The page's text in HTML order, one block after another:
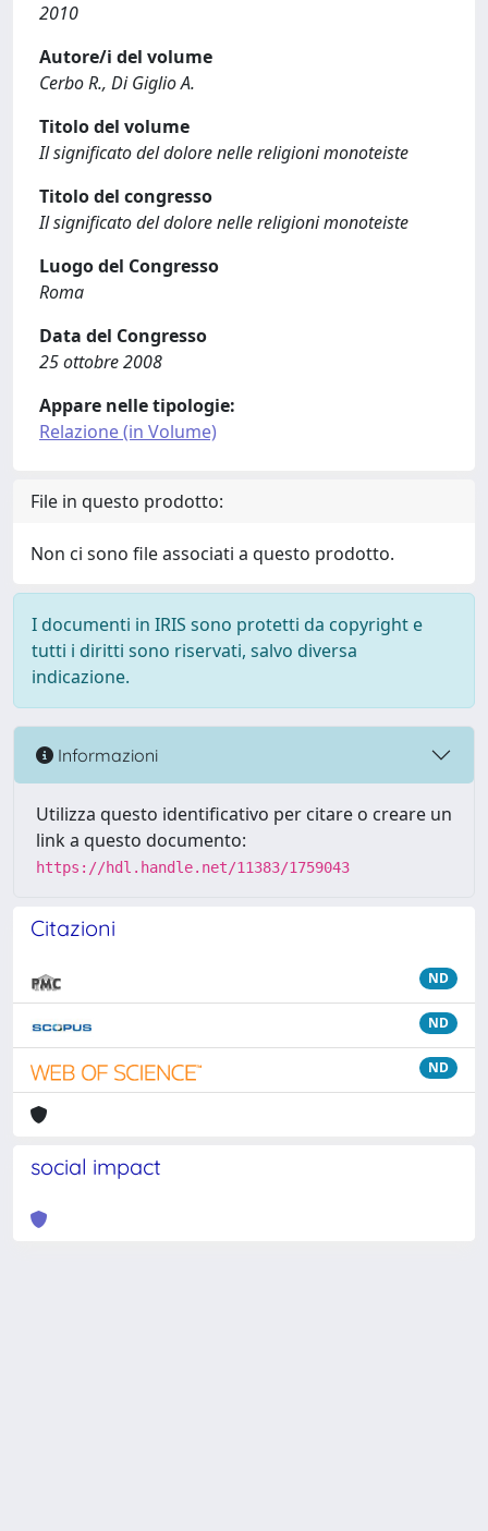
2010
Autore/i del volume
Cerbo R., Di Giglio A.
Titolo del volume
Il significato del dolore nelle religioni monoteiste
Titolo del congresso
Il significato del dolore nelle religioni monoteiste
Luogo del Congresso
Roma
Data del Congresso
25 ottobre 2008
Appare nelle tipologie:
Relazione (in Volume)
File in questo prodotto:
Non ci sono file associati a questo prodotto.
I documenti in IRIS sono protetti da copyright e
tutti i diritti sono riservati, salvo diversa
indicazione.
Informazioni
Utilizza questo identificativo per citare o creare un
link a questo documento:
https://hdl.handle.net/11383/1759043
Citazioni
ND
ND
ND
social impact